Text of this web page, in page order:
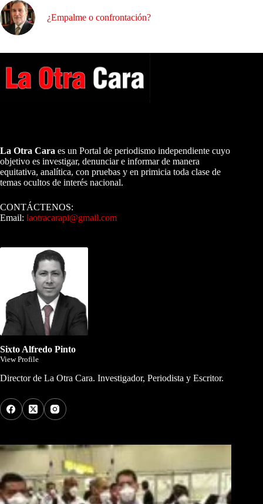
¿Empalme o confrontación?
La Otra Cara es un Portal de periodismo independiente cuyo
objetivo es investigar, denunciar e informar de manera
equitativa, analítica, con pruebas y en primicia toda clase de
temas ocultos de interés nacional.
CONTÁCTENOS:
Email: laotracarapi@gmail.com
Sixto Alfredo Pinto
View Profile
Director de La Otra Cara. Investigador, Periodista y Escritor.